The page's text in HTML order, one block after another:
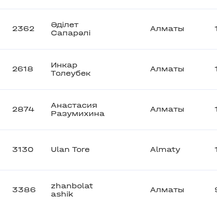
2362
Әділет
Сапарәлі
Алматы
2618
Инкар
Tолеубек
Алматы
2874
Анастасия
Разумихина
Алматы
3130 Ulan Tore Almaty
3386
zhanbolat
ashik
Алматы